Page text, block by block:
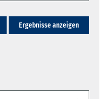
Ergebnisse anzeigen